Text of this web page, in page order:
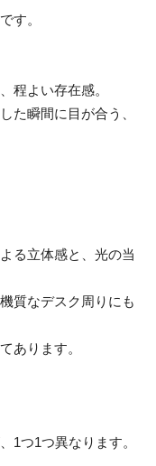
す。
程よい存在感。
た瞬間に目が合う、
る立体感と、光の当
質なデスク周りにも
あります。
1つ1つ異なります。